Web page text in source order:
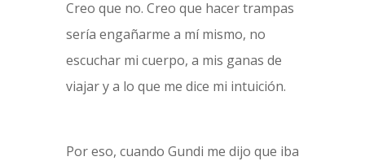
Creo que no. Creo que hacer trampas
sería engañarme a mí mismo, no
escuchar mi cuerpo, a mis ganas de
viajar y a lo que me dice mi intuición.
Por eso, cuando Gundi me dijo que iba